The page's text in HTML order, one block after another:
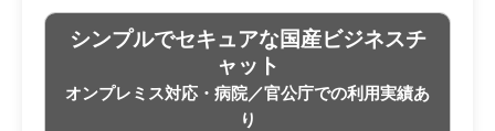
シンプルでセキュアな国産ビジネスチ
ャット
オンプレミス対応・病院／官公庁での利用実績あ
り